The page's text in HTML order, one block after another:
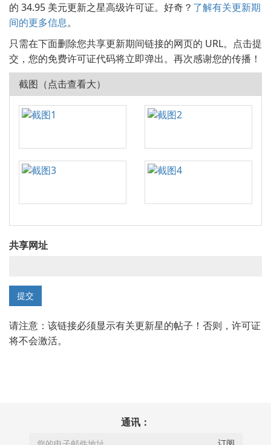
的 34.95 美元更新之星高级许可证。好奇？ 了解有关更新期
间的更多信息。
只需在下面删除您共享更新期间链接的网页的 URL。点击提
交，您的免费许可证代码将立即弹出。再次感谢您的传播！
截图（点击查看大）
共享网址
请注意：该链接必须显示有关更新星的帖子！否则，许可证
将不会激活。
通讯：